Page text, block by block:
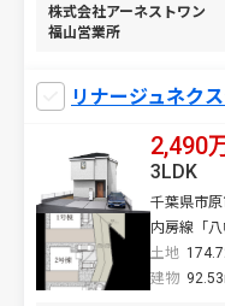
株式会社アーネストワン
福山営業所
リナージュネク
2,490
千葉県市原
内房線「
土地
3LDK
建物